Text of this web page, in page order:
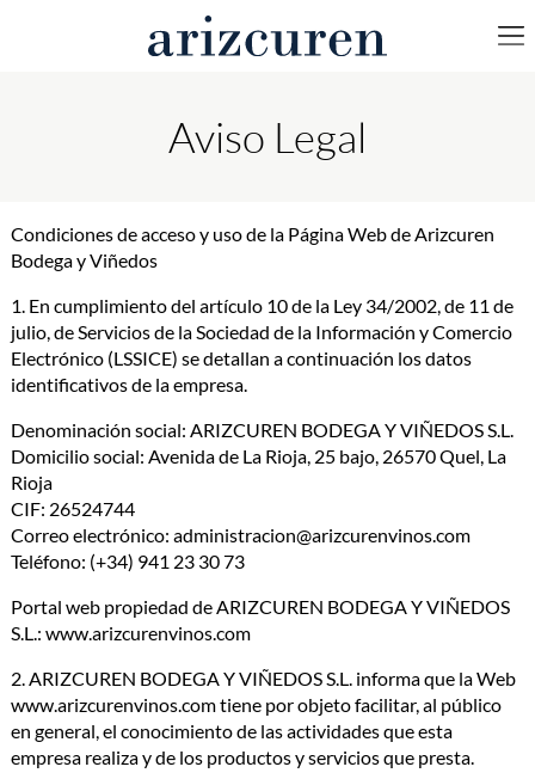
Aviso Legal
Condiciones de acceso y uso de la Página Web de Arizcuren
Bodega y Viñedos
1. En cumplimiento del artículo 10 de la Ley 34/2002, de 11 de
julio, de Servicios de la Sociedad de la Información y Comercio
Electrónico (LSSICE) se detallan a continuación los datos
identificativos de la empresa.
Denominación social: ARIZCUREN BODEGA Y VIÑEDOS S.L.
Domicilio social: Avenida de La Rioja, 25 bajo, 26570 Quel, La
Rioja
CIF: 26524744
Correo electrónico: administracion@arizcurenvinos.com
Teléfono: (+34) 941 23 30 73
Portal web propiedad de ARIZCUREN BODEGA Y VIÑEDOS
S.L.: www.arizcurenvinos.com
2. ARIZCUREN BODEGA Y VIÑEDOS S.L. informa que la Web
www.arizcurenvinos.com tiene por objeto facilitar, al público
en general, el conocimiento de las actividades que esta
empresa realiza y de los productos y servicios que presta.